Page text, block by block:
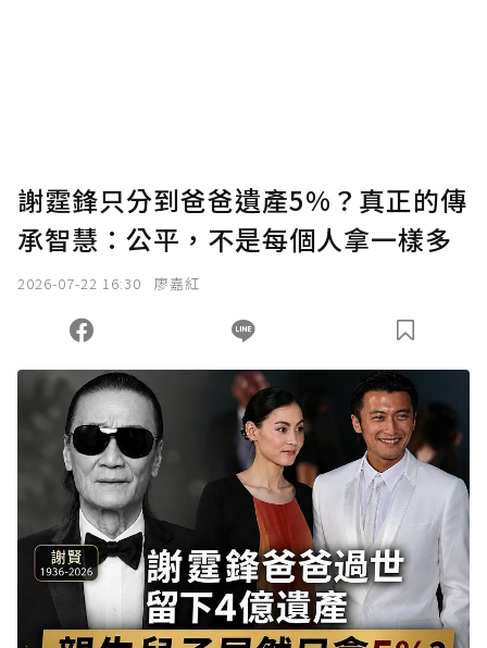
謝霆鋒只分到爸爸遺產5%？真正的傳
承智慧：公平，不是每個人拿一樣多
2026-07-22 16:30 廖嘉紅